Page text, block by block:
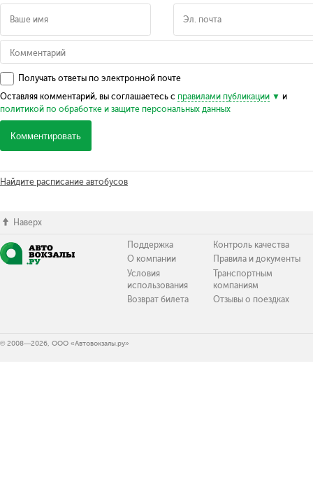
Получать ответы по электронной почте
Оставляя комментарий, вы соглашаетесь с правилами публикации
и
политикой по обработке и защите персональных данных
Комментировать
Найдите расписание автобусов
Наверх
Поддержка
О компании
Условия
использования
Возврат билета
Контроль качества
Правила и документы
Транспортным
компаниям
Отзывы о поездках
© 2008—2026, ООО «Автовокзалы.ру»